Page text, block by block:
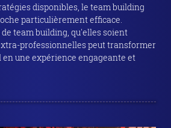
disponibles, le team building
particulièrement efficace.
team building, qu'elles soient
professionnelles peut transformer
en une expérience engageante et